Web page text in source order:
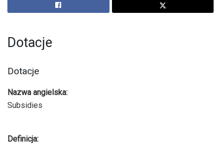
Dotacje
Dotacje
Nazwa angielska:
Subsidies
Definicja: